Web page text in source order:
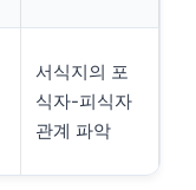
서식지의 포
식자-피식자
관계 파악